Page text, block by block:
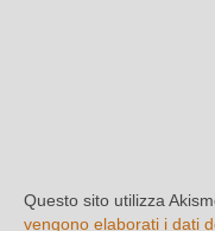
Questo sito utilizza
vengono elaborati i dati